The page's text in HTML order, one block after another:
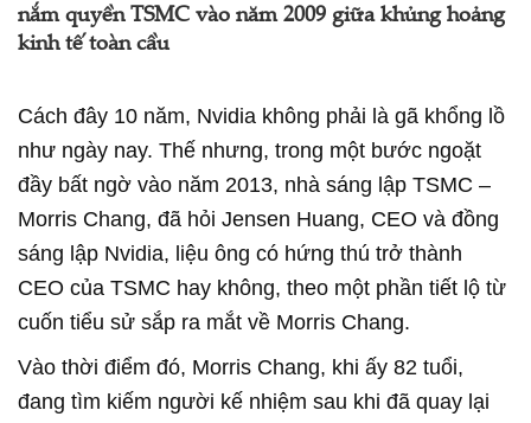
nắm quyền TSMC vào năm 2009 giữa khủng hoảng
kinh tế toàn cầu
Cách đây 10 năm, Nvidia không phải là gã khổng lồ
như ngày nay. Thế nhưng, trong một bước ngoặt
đầy bất ngờ vào năm 2013, nhà sáng lập TSMC –
Morris Chang, đã hỏi Jensen Huang, CEO và đồng
sáng lập Nvidia, liệu ông có hứng thú trở thành
CEO của TSMC hay không, theo một phần tiết lộ từ
cuốn tiểu sử sắp ra mắt về Morris Chang.
Vào thời điểm đó, Morris Chang, khi ấy 82 tuổi,
đang tìm kiếm người kế nhiệm sau khi đã quay lại